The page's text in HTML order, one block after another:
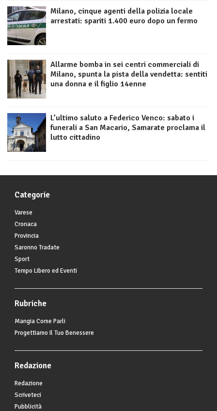
Milano, cinque agenti della polizia locale
arrestati: spariti 1.400 euro dopo un fermo
Allarme bomba in sei centri commerciali di
Milano, spunta la pista della vendetta: sentiti
una donna e il figlio 14enne
L’ultimo saluto a Federico Venco: sabato i
funerali a San Macario, Samarate proclama il
lutto cittadino
Categorie
Varese
Cronaca
Provincia
Saronno Tradate
Sport
Tempo Libero ed Eventi
Rubriche
Mangia Come Parli
Progettiamo Il Tuo Benessere
Redazione
Redazione
Scriveteci
Pubblicità